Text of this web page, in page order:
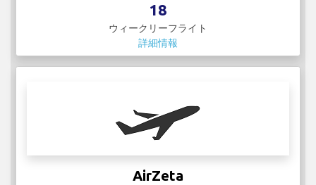
18
ウィークリーフライト
詳細情報
AirZeta